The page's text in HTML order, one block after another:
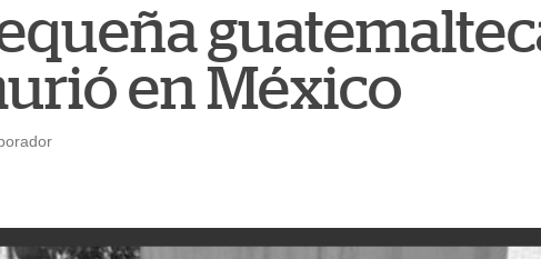
en México